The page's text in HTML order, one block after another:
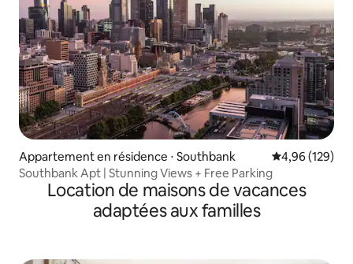
Appartement en résidence ⋅ Southbank Évaluation
4,96 (129)
Southbank Apt | Stunning Views + Free Parking
Location de maisons de vacances
adaptées aux familles